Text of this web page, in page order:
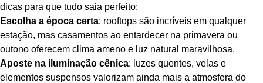
dicas para que tudo saia perfeito:
Escolha a época certa: rooftops são incríveis em qualquer
estação, mas casamentos ao entardecer na primavera ou
outono oferecem clima ameno e luz natural maravilhosa.
Aposte na iluminação cênica: luzes quentes, velas e
elementos suspensos valorizam ainda mais a atmosfera do